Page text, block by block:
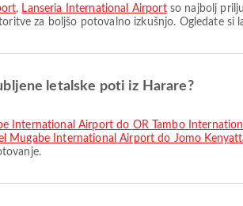
, Lanseria International Airportso najbolj
za boljšo potovalno izkušnjo. Ogledate
letalske poti iz Harare?
International Airport do OR Tambo
Mugabe International Airport do Jomo